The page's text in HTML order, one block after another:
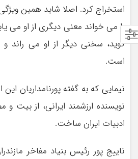
استخراج کرد. اصلا شاید همین
را می خواند معنی دیگری از او می
گوید، سخنی دیگر از او می راند و
است.
نیمایی که به گفته پورنامداریان
نویسنده ارزشمند ایرانی، از بیت
ادبیات ایران ساخت.
ناییج پور رئیس بنیاد مفاخر